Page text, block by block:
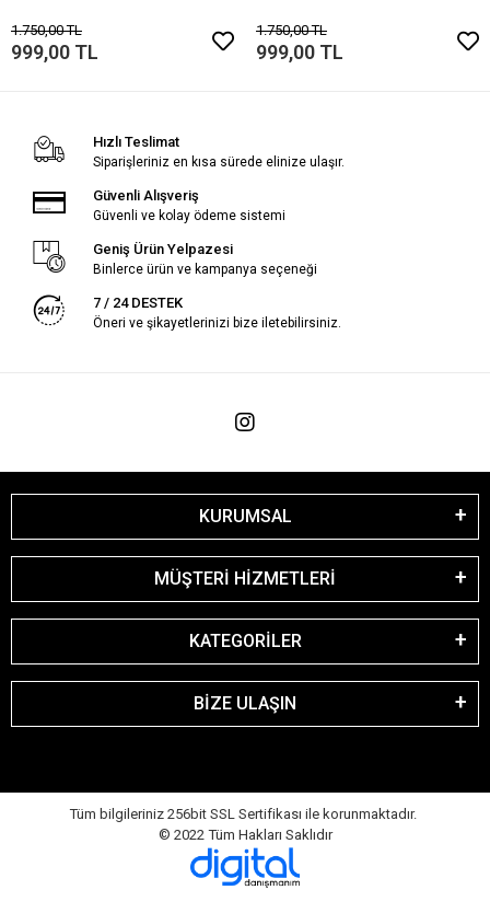
1.750,00 TL
999,00 TL
1.750,00 TL
999,00 TL
Hızlı Teslimat
Siparişleriniz en kısa sürede elinize ulaşır.
Güvenli Alışveriş
Güvenli ve kolay ödeme sistemi
Geniş Ürün Yelpazesi
Binlerce ürün ve kampanya seçeneği
7 / 24 DESTEK
Öneri ve şikayetlerinizi bize iletebilirsiniz.
KURUMSAL
MÜŞTERİ HİZMETLERİ
KATEGORİLER
BİZE ULAŞIN
Tüm bilgileriniz 256bit SSL Sertifikası ile korunmaktadır.
© 2022 Tüm Hakları Saklıdır